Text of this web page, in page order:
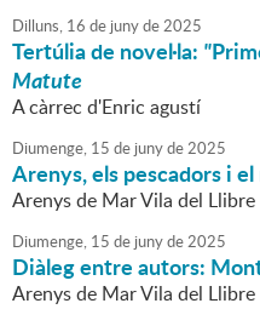
Dilluns, 16 de junyde2025
Tertúlia de novel·la: "
Matute
A càrrec d'Enric agustí
Diumenge, 15 de junyde2025
Arenys, els pescadors i el
Arenys de Mar Vila del Llibre
Diumenge, 15 de junyde2025
Diàleg entre autors:
Arenys de Mar Vila del Llibre